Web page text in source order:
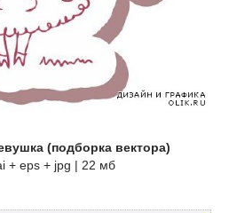
(подборка вектора)
+ eps + jpg | 22 мб